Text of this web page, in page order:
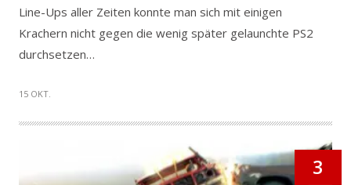
Line-Ups aller Zeiten konnte man sich mit einigen
Krachern nicht gegen die wenig später gelaunchte PS2
durchsetzen…
15 OKT.
3